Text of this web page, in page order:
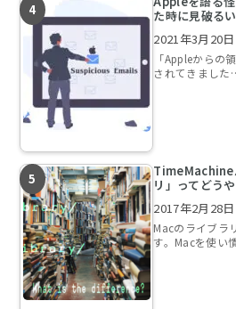
た時に見破る
2021年3月20日
「Appleからの
されてきました
TimeMachine
リ」ってどう
2017年2月28日
Macのライブラ
す。Macを使い